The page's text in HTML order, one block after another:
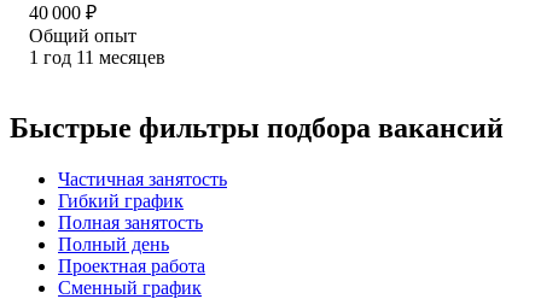
40 000 ₽
Общий опыт
1 год 11 месяцев
Быстрые фильтры подбора вакансий
Частичная занятость
Гибкий график
Полная занятость
Полный день
Проектная работа
Сменный график